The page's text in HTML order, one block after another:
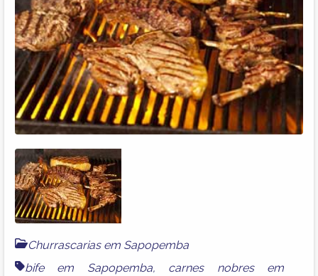
Churrascarias em Sapopemba
bife em Sapopemba, carnes nobres em